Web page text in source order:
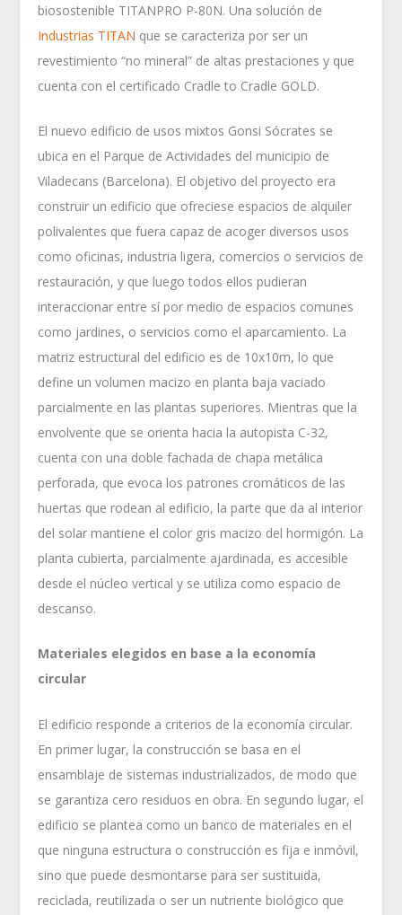
biosostenible TITANPRO P-80N. Una solución de
Industrias TITAN que se caracteriza por ser un
revestimiento “no mineral” de altas prestaciones y que
cuenta con el certificado Cradle to Cradle GOLD.
El nuevo edificio de usos mixtos Gonsi Sócrates se
ubica en el Parque de Actividades del municipio de
Viladecans (Barcelona). El objetivo del proyecto era
construir un edificio que ofreciese espacios de alquiler
polivalentes que fuera capaz de acoger diversos usos
como oficinas, industria ligera, comercios o servicios de
restauración, y que luego todos ellos pudieran
interaccionar entre sí por medio de espacios comunes
como jardines, o servicios como el aparcamiento. La
matriz estructural del edificio es de 10x10m, lo que
define un volumen macizo en planta baja vaciado
parcialmente en las plantas superiores. Mientras que la
envolvente que se orienta hacia la autopista C-32,
cuenta con una doble fachada de chapa metálica
perforada, que evoca los patrones cromáticos de las
huertas que rodean al edificio, la parte que da al interior
del solar mantiene el color gris macizo del hormigón. La
planta cubierta, parcialmente ajardinada, es accesible
desde el núcleo vertical y se utiliza como espacio de
descanso.
Materiales elegidos en base a la economía
circular
El edificio responde a criterios de la economía circular.
En primer lugar, la construcción se basa en el
ensamblaje de sistemas industrializados, de modo que
se garantiza cero residuos en obra. En segundo lugar, el
edificio se plantea como un banco de materiales en el
que ninguna estructura o construcción es fija e inmóvil,
sino que puede desmontarse para ser sustituida,
reciclada, reutilizada o ser un nutriente biológico que